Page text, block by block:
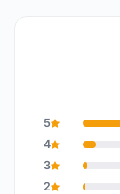
5
4
3
2